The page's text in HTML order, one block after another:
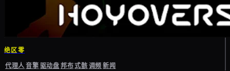
绝区零
代理人音擎驱动盘邦布式骸调频新闻